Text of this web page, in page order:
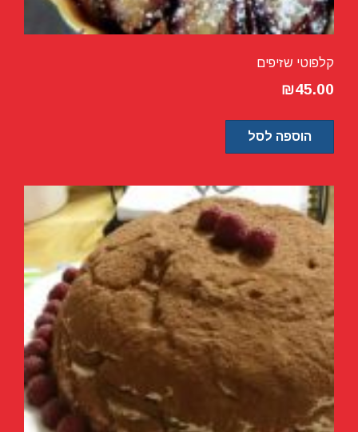
קלפוטי שזיפים
₪45.00
הוספה לסל